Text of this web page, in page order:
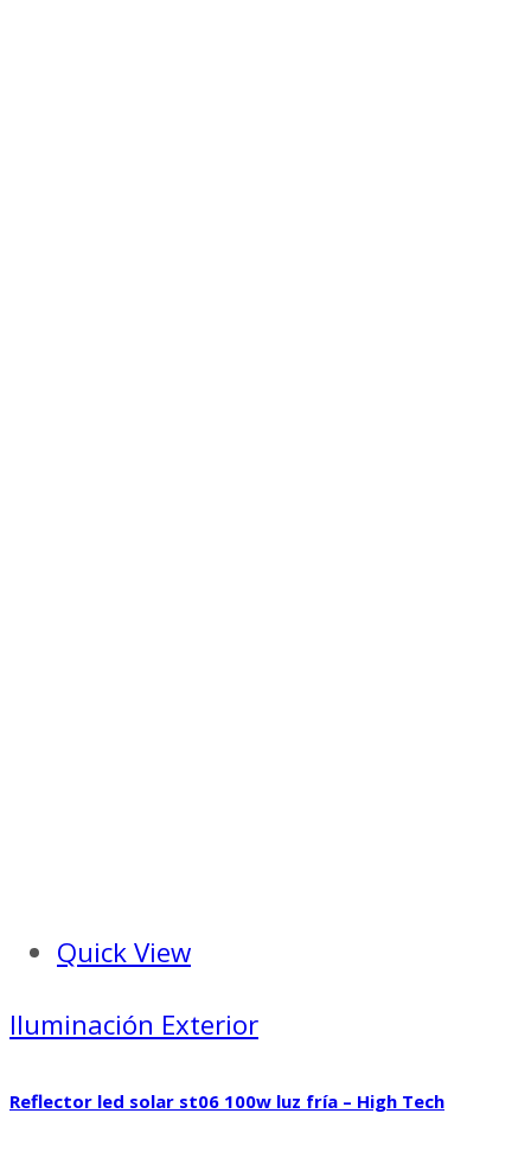
Quick View
Iluminación Exterior
Reflector led solar st06 100w luz fría – High Tech